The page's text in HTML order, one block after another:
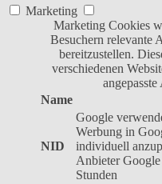
Marketing
Marketing Cookies
Besuchern relevante
bereitzustellen.
verschiedenen
Name
NID
Google
Werbung in
individuell
Anbieter
Stunden